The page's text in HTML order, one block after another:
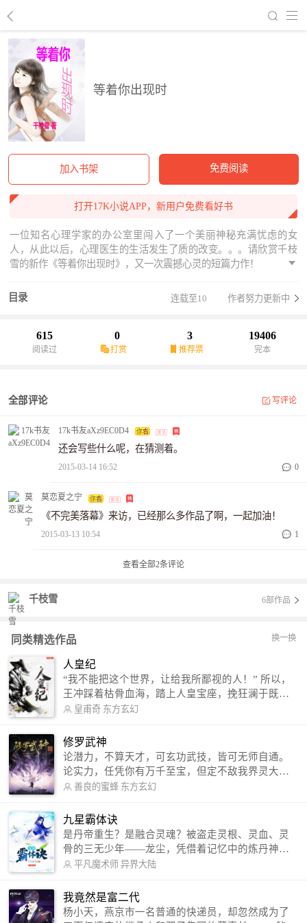
等着你出现时
加入书架 免费阅读
打开17K小说APP，新用户免费看好书
一位知名心理学家的办公室里闯入了一个美丽神秘充满忧虑的女
人，从此以后，心理医生的生活发生了质的改变。。。请欣赏千枝
雪的新作《等着你出现时》，又一次震撼心灵的短篇力作！
目录 连载至10 作者努力更新中
615
阅读过
0
打赏
3
推荐票
19406
完本
全部评论 写评论
17k书友aXz9EC0D4
还会写些什么呢，在猜测着。
2015-03-14 16:52 0
莫恋夏之宁
《不完美落幕》来访，已经那么多作品了啊，一起加油！
2015-03-13 10:54 1
查看全部2条评论
千枝雪 6部作品
同类精选作品 换一换
人皇纪
“我不能把这个世界，让给我所鄙视的人！” 所以，
王冲踩着枯骨血海，踏上人皇宝座，挽狂澜于既
倒，扶大厦之将倾，成就了一段无上的传说！ 微信
微博：皇甫奇（地址：http://weibo.com/u/25284575
87） QQ交流群：320238210【普通群】 574501330
【VIP订阅群】 欢迎大家关注。
皇甫奇 东方玄幻
修罗武神
论潜力，不算天才，可玄功武技，皆可无师自通。
论实力，任凭你有万千至宝，但定不敌我界灵大
军。 我是谁？天下众生视我为修罗，却不知，我以
信公众号：善良的蜜蜂后援会）
善良的蜜蜂 东方玄幻
九星霸体诀
是丹帝重生？是融合灵魂？被盗走灵根、灵血、灵
骨的三无少年——龙尘，凭借着记忆中的炼丹神
术，修行神秘功法九星霸体诀，拨开重重迷雾，解
勾搭各色美女，镇压恶鬼邪神。 江湖传闻：龙
尘一到，地吼天啸。龙尘一出，鬼泣神哭。 本
平凡魔术师 异界大陆
我竟然是富二代
杨小天，燕京市一名普通的快递员，却忽然成为了